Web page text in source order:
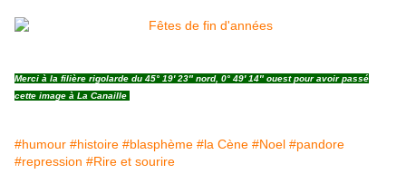
Merci à la filière rigolarde du 45° 19′ 23″ nord, 0° 49′ 14″ ouest pour avoir passé
cette image à La Canaille
#humour #histoire #blasphème #la Cène #Noel #pandore
#repression #Rire et sourire